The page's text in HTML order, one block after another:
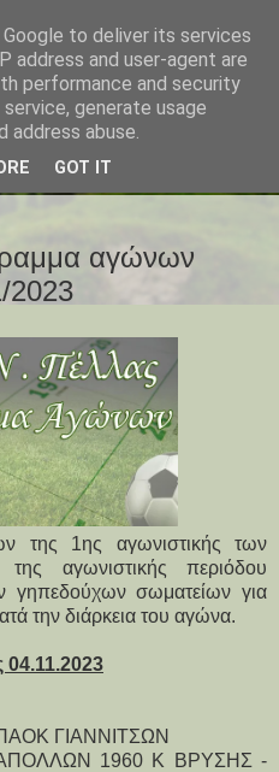
αγώνων
2023
της 1ης αγωνιστικής των
αγωνιστικής περιόδου
γηπεδούχων σωματείων για
την διάρκεια του αγώνα.
ΓΙΑΝΝΙΤΣΩΝ
1960 Κ ΒΡΥΣΗΣ -
to deliver its services
address and user-agent are
performance and security
generate usage
abuse.
GOT IT